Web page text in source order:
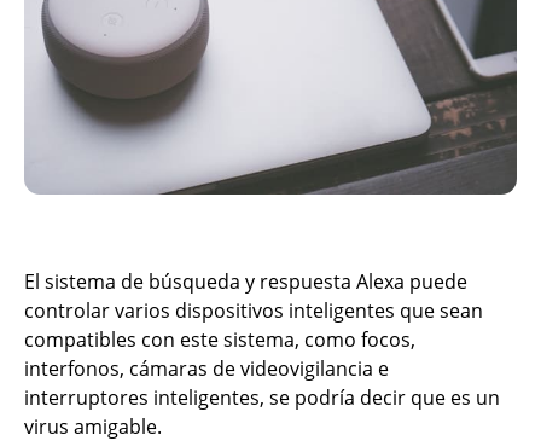
El sistema de búsqueda y respuesta Alexa puede
controlar varios dispositivos inteligentes que sean
compatibles con este sistema, como focos,
interfonos, cámaras de videovigilancia e
interruptores inteligentes, se podría decir que es un
virus amigable.